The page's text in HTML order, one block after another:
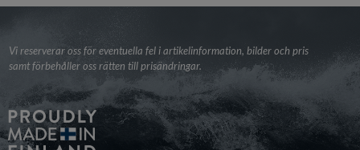
Vi reserverar oss för eventuella fel i artikelinformation, bilder och pris
samt förbehåller oss rätten till prisändringar.